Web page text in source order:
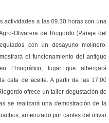
actividades a las 09.30 horas con una
Olivarera de Riogordo (Paraje del
con un desayuno molinero.
el funcionamiento del antiguo
Etnográfico, lugar que albergará
cata de aceite. A partir de las 17.00
ofrece un taller-degustación de
se realizará una demostración de la
amenizado por cantes del olivar